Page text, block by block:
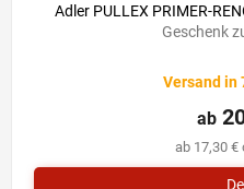
Adler PULLEX PRIMER-
Geschenk
Versand in
ab 17,30 €
ab